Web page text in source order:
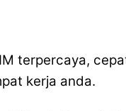
terpercaya,
kerja anda.